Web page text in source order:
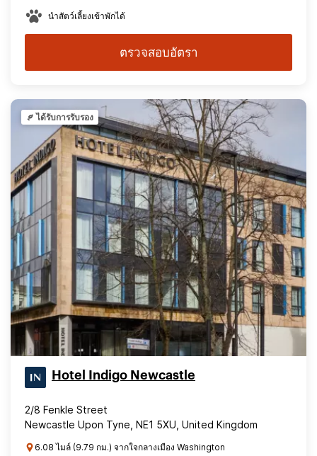
นำสัตว์เลี้ยงเข้าพักได้
ตรวจสอบอัตรา
ได้รับการรับรอง
Hotel Indigo Newcastle
2/8 Fenkle Street
Newcastle Upon Tyne, NE1 5XU, United Kingdom
6.08 ไมล์ (9.79 กม.) จากใจกลางเมือง Washington